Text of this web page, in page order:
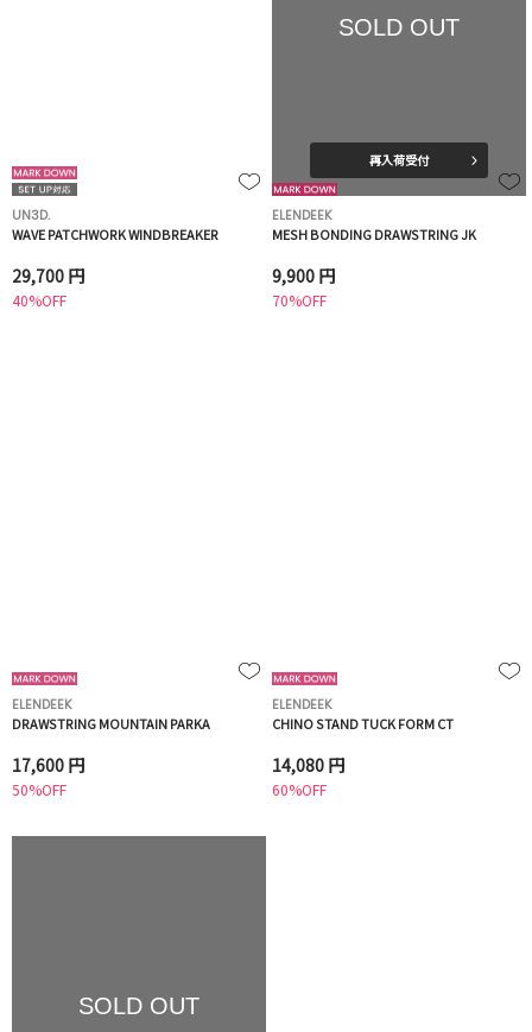
UN3D.
WAVE PATCHWORK WINDBREAKER
29,700 円
40%OFF
SOLD OUT
再入荷受付
ELENDEEK
MESH BONDING DRAWSTRING JK
9,900 円
70%OFF
ELENDEEK
DRAWSTRING MOUNTAIN PARKA
17,600 円
50%OFF
ELENDEEK
CHINO STAND TUCK FORM CT
14,080 円
60%OFF
SOLD OUT